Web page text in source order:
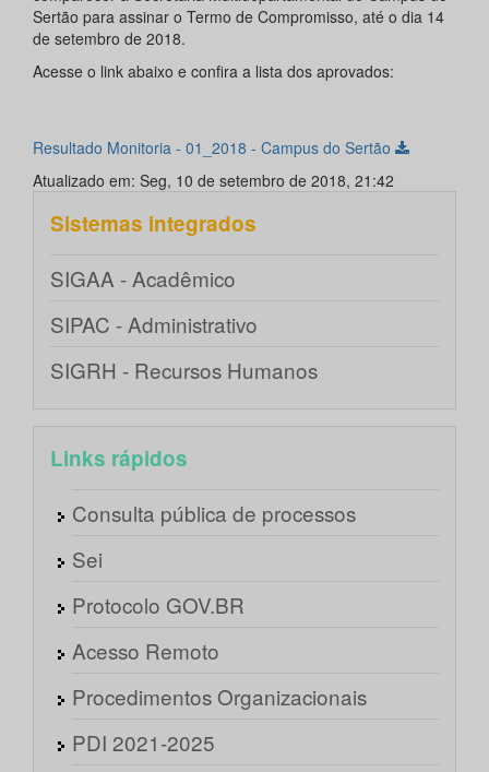
Sertão para assinar o Termo de Compromisso, até o dia 14
de setembro de 2018.
Acesse o link abaixo e confira a lista dos aprovados:
Resultado Monitoria - 01_2018 - Campus do Sertão
Atualizado em: Seg, 10 de setembro de 2018, 21:42
Sistemas integrados
SIGAA - Acadêmico
SIPAC - Administrativo
SIGRH - Recursos Humanos
Links rápidos
Consulta pública de processos
Sei
Protocolo GOV.BR
Acesso Remoto
Procedimentos Organizacionais
PDI 2021-2025